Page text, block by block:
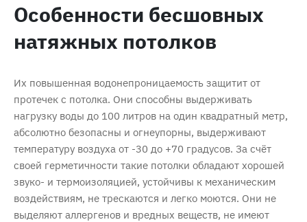
Особенности бесшовных
натяжных потолков
Их повышенная водонепроницаемость защитит от
протечек с потолка. Они способны выдерживать
нагрузку воды до 100 литров на один квадратный метр,
абсолютно безопасны и огнеупорны, выдерживают
температуру воздуха от -30 до +70 градусов. За счёт
своей герметичности такие потолки обладают хорошей
звуко- и термоизоляцией, устойчивы к механическим
воздействиям, не трескаются и легко моются. Они не
выделяют аллергенов и вредных веществ, не имеют